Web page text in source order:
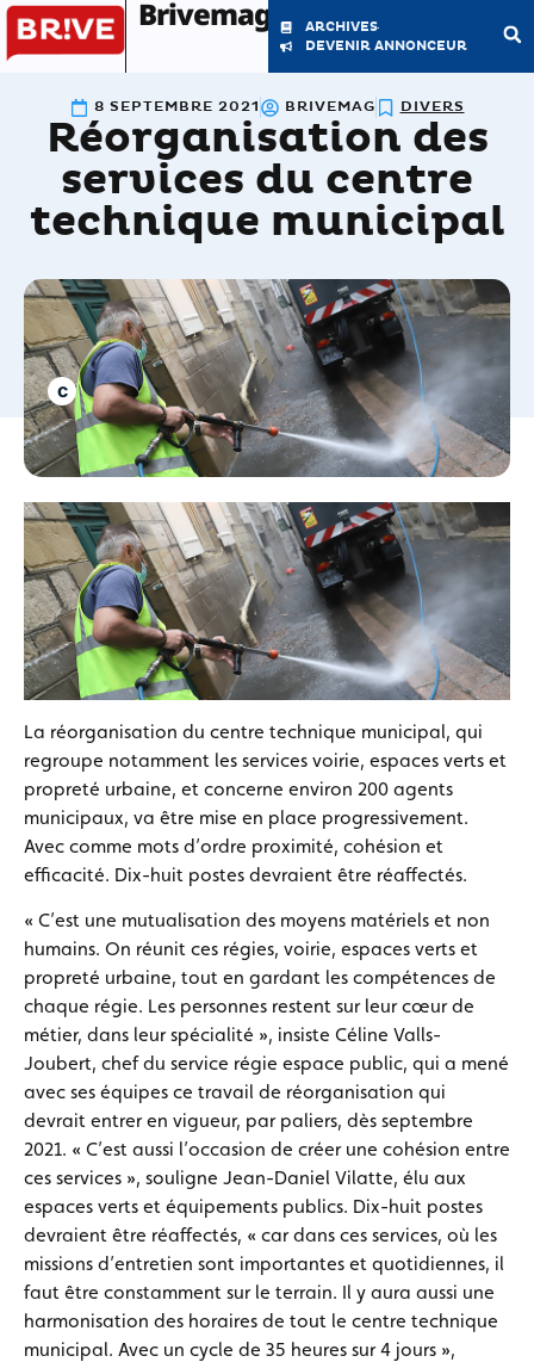
Brivemag'
ARCHIVES
DEVENIR ANNONCEUR
8 SEPTEMBRE 2021 BRIVEMAG DIVERS
Réorganisation des
services du centre
technique municipal
La réorganisation du centre technique municipal, qui
regroupe notamment les services voirie, espaces verts et
propreté urbaine, et concerne environ 200 agents
municipaux, va être mise en place progressivement.
Avec comme mots d’ordre proximité, cohésion et
efficacité. Dix-huit postes devraient être réaffectés.
« C’est une mutualisation des moyens matériels et non
humains. On réunit ces régies, voirie, espaces verts et
propreté urbaine, tout en gardant les compétences de
chaque régie. Les personnes restent sur leur cœur de
métier, dans leur spécialité », insiste Céline Valls-
Joubert, chef du service régie espace public, qui a mené
avec ses équipes ce travail de réorganisation qui
devrait entrer en vigueur, par paliers, dès septembre
2021. « C’est aussi l’occasion de créer une cohésion entre
ces services », souligne Jean-Daniel Vilatte, élu aux
espaces verts et équipements publics. Dix-huit postes
devraient être réaffectés, « car dans ces services, où les
missions d’entretien sont importantes et quotidiennes, il
faut être constamment sur le terrain. Il y aura aussi une
harmonisation des horaires de tout le centre technique
municipal. Avec un cycle de 35 heures sur 4 jours »,